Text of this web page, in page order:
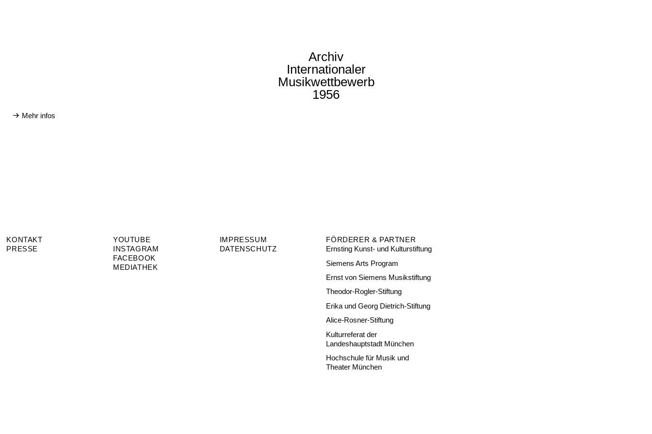
Archiv
Internationaler
Musikwettbewerb
1956
Mehr infos
KONTAKT
PRESSE
YOUTUBE
INSTAGRAM
FACEBOOK
MEDIATHEK
IMPRESSUM
DATENSCHUTZ
FÖRDERER & PARTNER
Ernsting Kunst- und Kulturstiftung
Siemens Arts Program
Ernst von Siemens Musikstiftung
Theodor-Rogler-Stiftung
Erika und Georg Dietrich-Stiftung
Alice-Rosner-Stiftung
Kulturreferat der
Landeshauptstadt München
Hochschule für Musik und
Theater München